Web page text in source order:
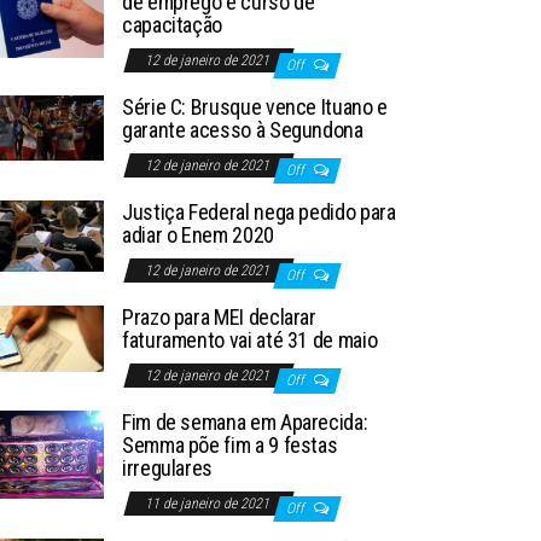
capacitação
12 de janeiro de 2021 Off
Série C: Brusque vence Ituano e
garante acesso à Segundona
12 de janeiro de 2021 Off
Justiça Federal nega pedido para
adiar o Enem 2020
12 de janeiro de 2021 Off
Prazo para MEI declarar
faturamento vai até 31 de maio
12 de janeiro de 2021 Off
Fim de semana em Aparecida:
Semma põe fim a 9 festas
irregulares
11 de janeiro de 2021 Off